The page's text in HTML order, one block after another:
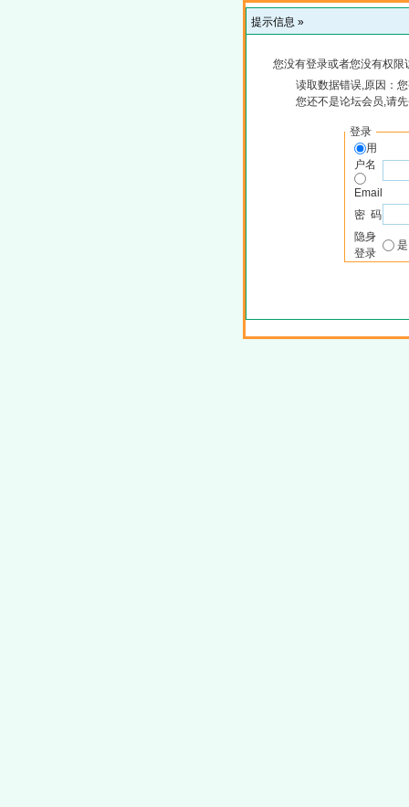
提示信息 »
您没有登录或者您没有权
读取数据错误,原因：
您还不是论坛会员,请
登录
用
户名
Email
密 码
隐身
登录